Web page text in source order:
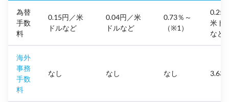
為替
手数
料
0.15円／米
ドルなど
0.04円／米
ドルなど
0.73％～
（※1）
0.25
米ド
など
海外
事務
手数
料
なし なし なし 3.63